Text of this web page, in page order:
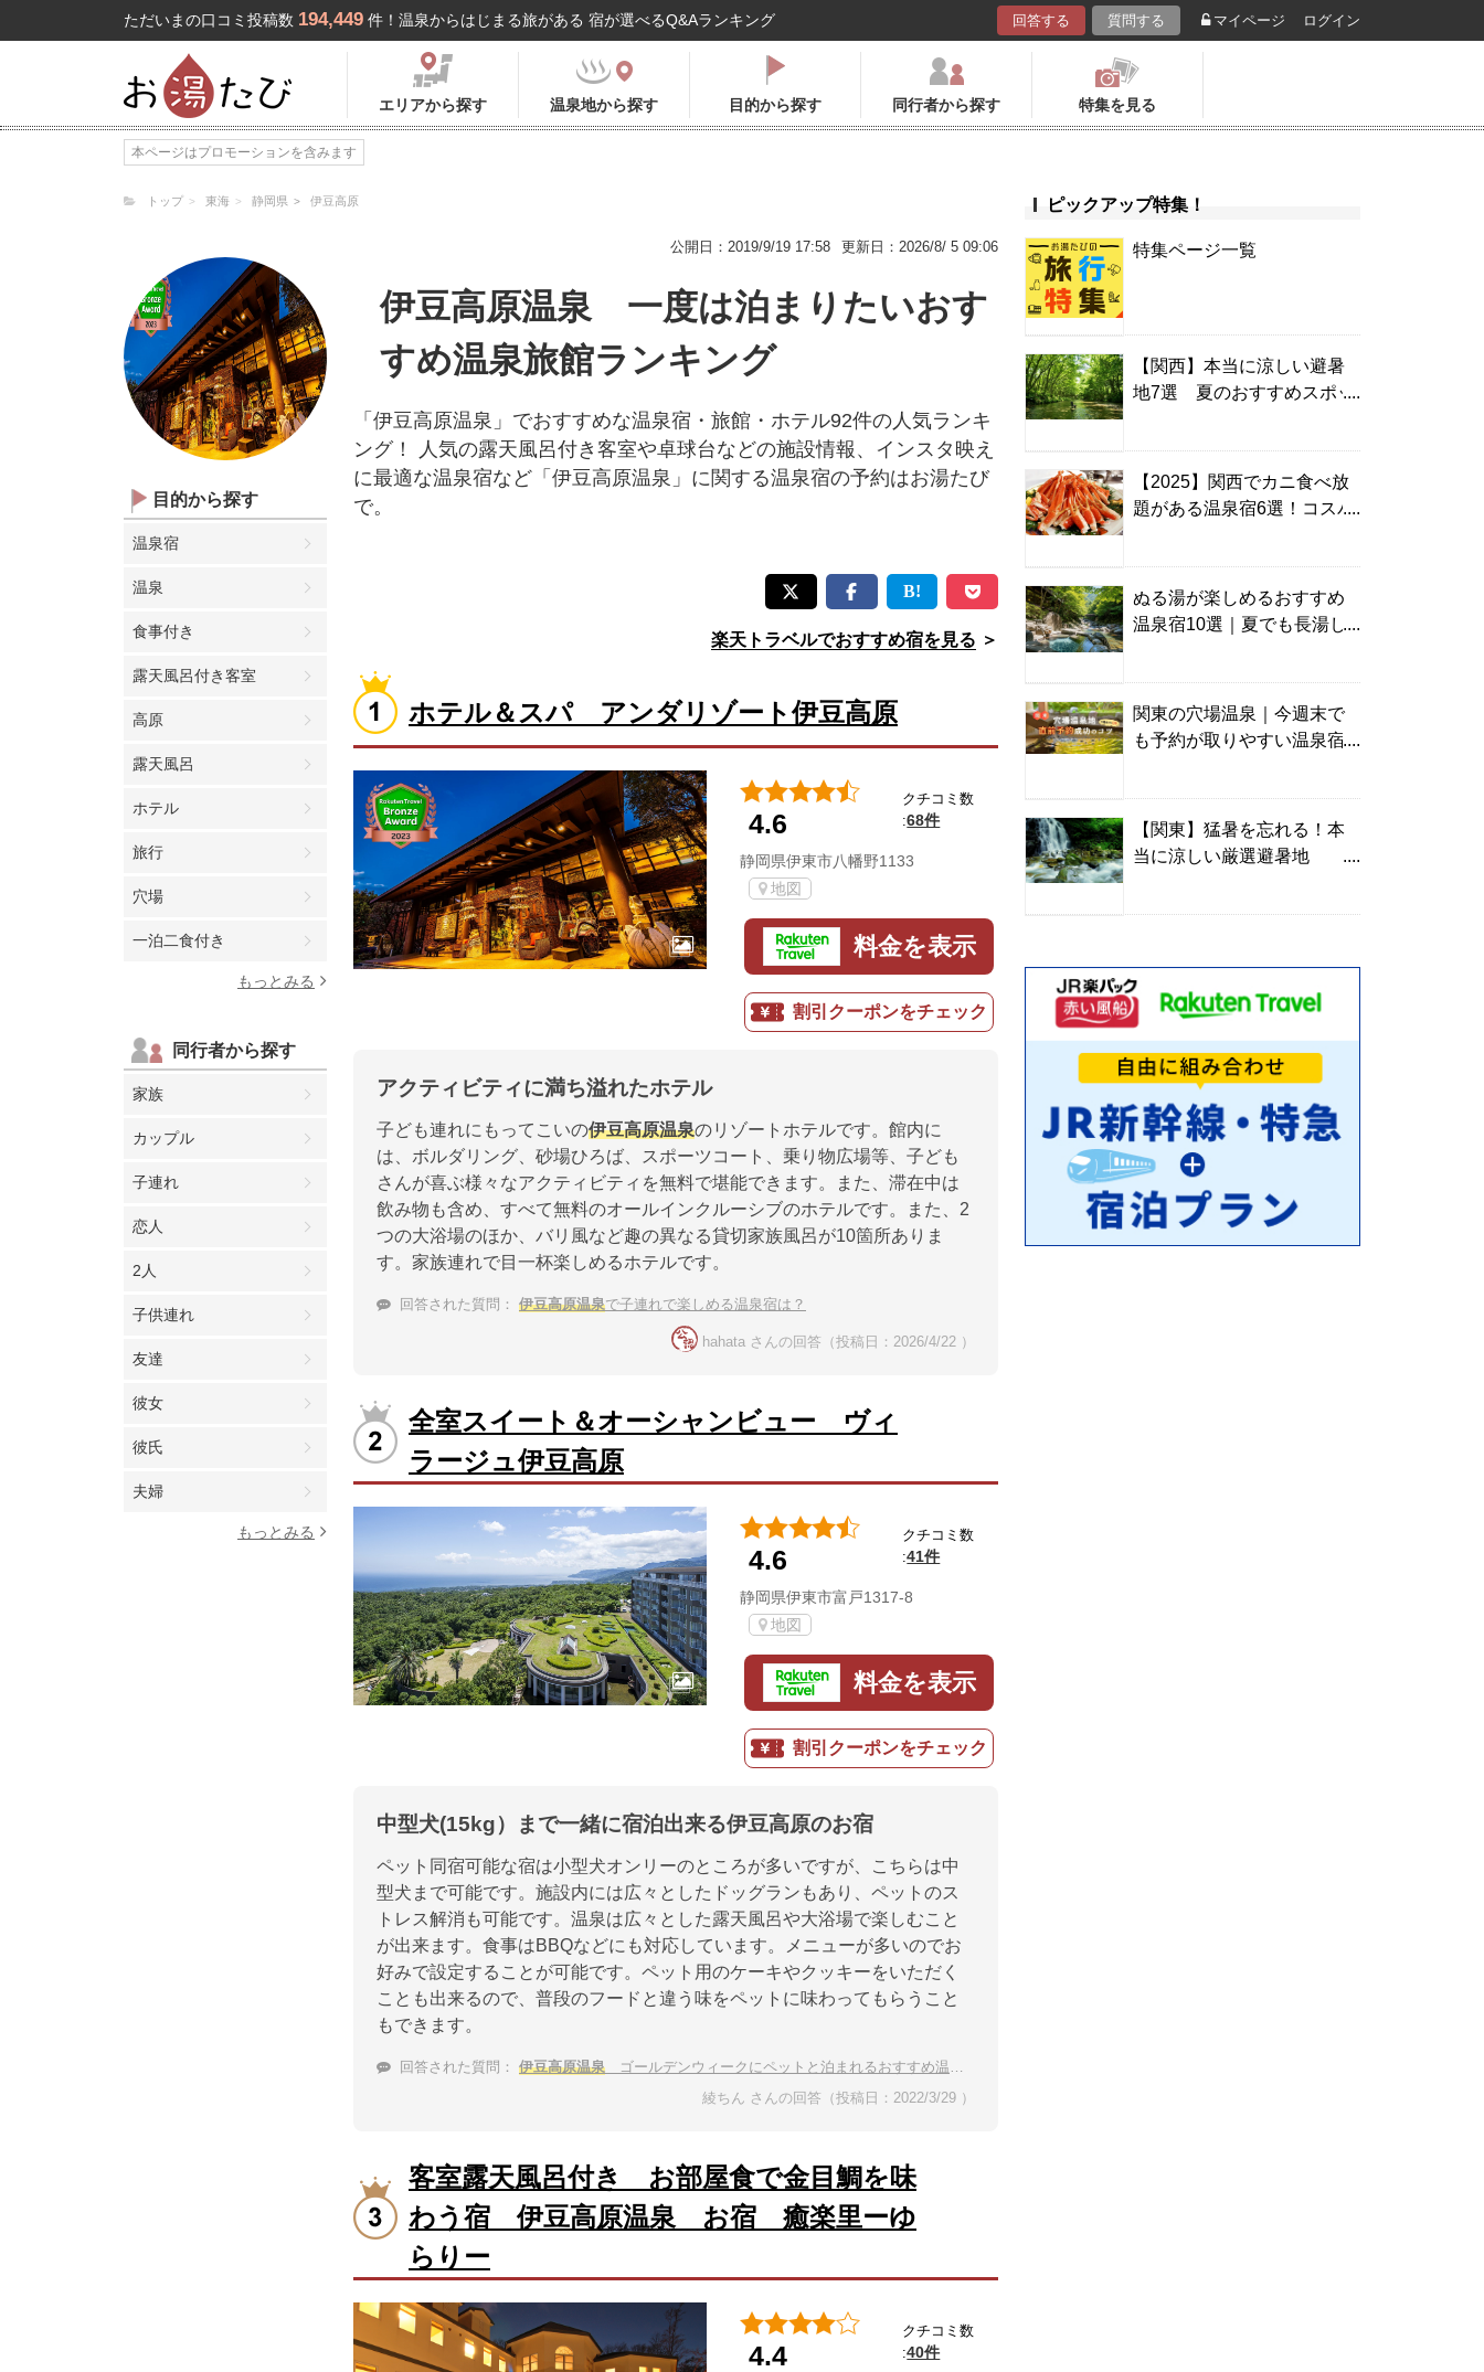
ただいまの口コミ投稿数 194,449 件！温泉からはじまる旅がある 宿が選べるQ&Aランキング 回答する 質問する マイページ ログイン
エリアから探す 温泉地から探す 目的から探す 同行者から探す 特集を見る
本ページはプロモーションを含みます
トップ 東海 静岡県 伊豆高原
公開日：2019/9/19 17:58 更新日：2026/8/ 5 09:06
目的から探す
温泉宿
温泉
食事付き
露天風呂付き客室
高原
露天風呂
ホテル
旅行
穴場
一泊二食付き
もっとみる
同行者から探す
家族
カップル
子連れ
恋人
2人
子供連れ
友達
彼女
彼氏
夫婦
もっとみる
伊豆高原温泉 一度は泊まりたいおす
すめ温泉旅館ランキング
「伊豆高原温泉」でおすすめな温泉宿・旅館・ホテル92件の人気ランキ
ング！ 人気の露天風呂付き客室や卓球台などの施設情報、インスタ映え
に最適な温泉宿など「伊豆高原温泉」に関する温泉宿の予約はお湯たび
で。
楽天トラベルでおすすめ宿を見る ＞
ホテル＆スパ アンダリゾート伊豆高原
4.6
クチコミ数
:68件
静岡県伊東市八幡野1133
地図
料金を表示
割引クーポンをチェック
アクティビティに満ち溢れたホテル
子ども連れにもってこいの伊豆高原温泉のリゾートホテルです。館内に
は、ボルダリング、砂場ひろば、スポーツコート、乗り物広場等、子ども
さんが喜ぶ様々なアクティビティを無料で堪能できます。また、滞在中は
飲み物も含め、すべて無料のオールインクルーシブのホテルです。また、2
つの大浴場のほか、バリ風など趣の異なる貸切家族風呂が10箇所ありま
す。家族連れで目一杯楽しめるホテルです。
回答された質問： 伊豆高原温泉で子連れで楽しめる温泉宿は？
hahata さんの回答（投稿日：2026/4/22 ）
全室スイート＆オーシャンビュー ヴィ
ラージュ伊豆高原
4.6
クチコミ数
:41件
静岡県伊東市富戸1317-8
地図
料金を表示
割引クーポンをチェック
中型犬(15kg）まで一緒に宿泊出来る伊豆高原のお宿
ペット同宿可能な宿は小型犬オンリーのところが多いですが、こちらは中
型犬まで可能です。施設内には広々としたドッグランもあり、ペットのス
トレス解消も可能です。温泉は広々とした露天風呂や大浴場で楽しむこと
が出来ます。食事はBBQなどにも対応しています。メニューが多いのでお
好みで設定することが可能です。ペット用のケーキやクッキーをいただく
ことも出来るので、普段のフードと違う味をペットに味わってもらうこと
もできます。
回答された質問： 伊豆高原温泉 ゴールデンウィークにペットと泊まれるおすすめ温泉宿は？
綾ちん さんの回答（投稿日：2022/3/29 ）
客室露天風呂付き お部屋食で金目鯛を味
わう宿 伊豆高原温泉 お宿 癒楽里ーゆ
らりー
4.4
クチコミ数
:40件
ピックアップ特集！
特集ページ一覧
【関西】本当に涼しい避暑
地7選 夏のおすすめスポッ
【2025】関西でカニ食べ放
題がある温泉宿6選！コスパ
ぬる湯が楽しめるおすすめ
温泉宿10選｜夏でも長湯し
関東の穴場温泉｜今週末で
も予約が取りやすい温泉宿
【関東】猛暑を忘れる！本
当に涼しい厳選避暑地